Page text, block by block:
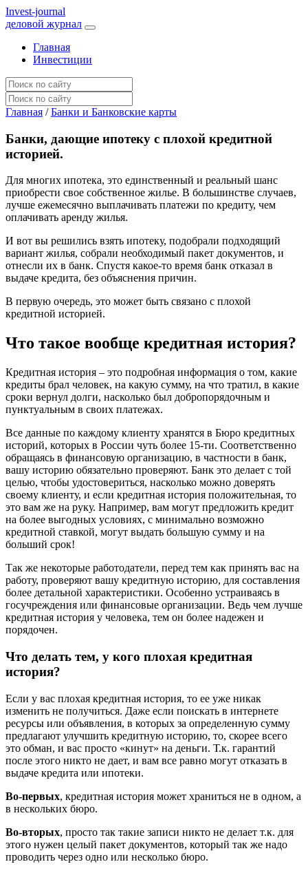
Invest-journal
деловой журнал
Главная
Инвестиции
Главная / Банки и Банковские карты
Банки, дающие ипотеку с плохой кредитной
историей.
Для многих ипотека, это единственный и реальный шанс
приобрести свое собственное жилье. В большинстве случаев,
лучше ежемесячно выплачивать платежи по кредиту, чем
оплачивать аренду жилья.
И вот вы решились взять ипотеку, подобрали подходящий
вариант жилья, собрали необходимый пакет документов, и
отнесли их в банк. Спустя какое-то время банк отказал в
выдаче кредита, без объяснения причин.
В первую очередь, это может быть связано с плохой
кредитной историей.
Что такое вообще кредитная история?
Кредитная история – это подробная информация о том, какие
кредиты брал человек, на какую сумму, на что тратил, в какие
сроки вернул долги, насколько был добропорядочным и
пунктуальным в своих платежах.
Все данные по каждому клиенту хранятся в Бюро кредитных
историй, которых в России чуть более 15-ти. Соответственно
обращаясь в финансовую организацию, в частности в банк,
вашу историю обязательно проверяют. Банк это делает с той
целью, чтобы удостовериться, насколько можно доверять
своему клиенту, и если кредитная история положительная, то
это вам же на руку. Например, вам могут предложить кредит
на более выгодных условиях, с минимально возможно
кредитной ставкой, могут выдать большую сумму и на
больший срок!
Так же некоторые работодатели, перед тем как принять вас на
работу, проверяют вашу кредитную историю, для составления
более детальной характеристики. Особенно устраиваясь в
госучреждения или финансовые организации. Ведь чем лучше
кредитная история у человека, тем он более надежен и
порядочен.
Что делать тем, у кого плохая кредитная
история?
Если у вас плохая кредитная история, то ее уже никак
изменить не получиться. Даже если поискать в интернете
ресурсы или объявления, в которых за определенную сумму
предлагают улучшить кредитную историю, то, скорее всего
это обман, и вас просто «кинут» на деньги. Т.к. гарантий
после этого никто не дает, и вам все равно могут отказать в
выдаче кредита или ипотеки.
Во-первых, кредитная история может храниться не в одном, а
в нескольких бюро.
Во-вторых, просто так такие записи никто не делает т.к. для
этого нужен целый пакет документов, который так же надо
проводить через одно или несколько бюро.